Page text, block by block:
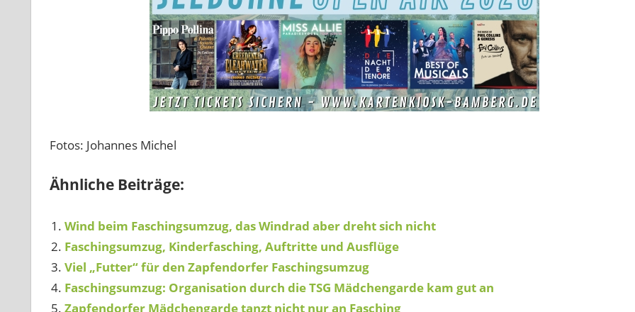
Fotos: Johannes Michel
Ähnliche Beiträge:
Wind beim Faschingsumzug, das Windrad aber dreht sich nicht
Faschingsumzug, Kinderfasching, Auftritte und Ausflüge
Viel „Futter“ für den Zapfendorfer Faschingsumzug
Faschingsumzug: Organisation durch die TSG Mädchengarde kam gut an
Zapfendorfer Mädchengarde tanzt nicht nur an Fasching